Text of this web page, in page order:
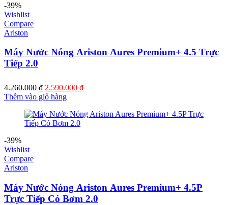
-39%
Wishlist
Compare
Ariston
Máy Nước Nóng Ariston Aures Premium+ 4.5 Trực
Tiếp 2.0
4.260.000₫ Giá
gốc
4.260.000 ₫.
2.590.000 ₫Giá
là:
Thêm vào giỏ hàng
-39%
Wishlist
Compare
Ariston
Máy Nước Nóng Ariston Aures Premium+ 4.5P
Trực Tiếp Có Bơm 2.0